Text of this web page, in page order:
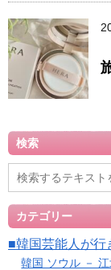
検索
カテゴリー
■韓国芸能人が行
韓国 ソウル －